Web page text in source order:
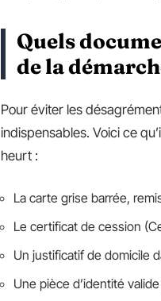
Quels
de la
Pour éviter les
indispensables. Voici ce
heurt :
La carte grise barrée,
Le certificat de cession
Un justificatif de domicile
Une pièce d’identité